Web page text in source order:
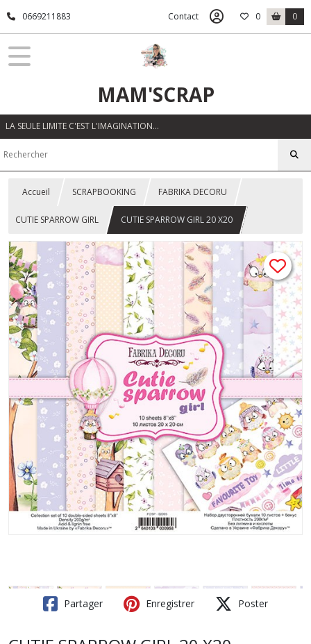
0669211883 Contact 0 0
MAM'SCRAP
LA SEULE LIMITE C'EST L'IMAGINATION…
Accueil SCRAPBOOKING FABRIKA DECORU
CUTIE SPARROW GIRL CUTIE SPARROW GIRL 20 X20
Partager Enregistrer Poster